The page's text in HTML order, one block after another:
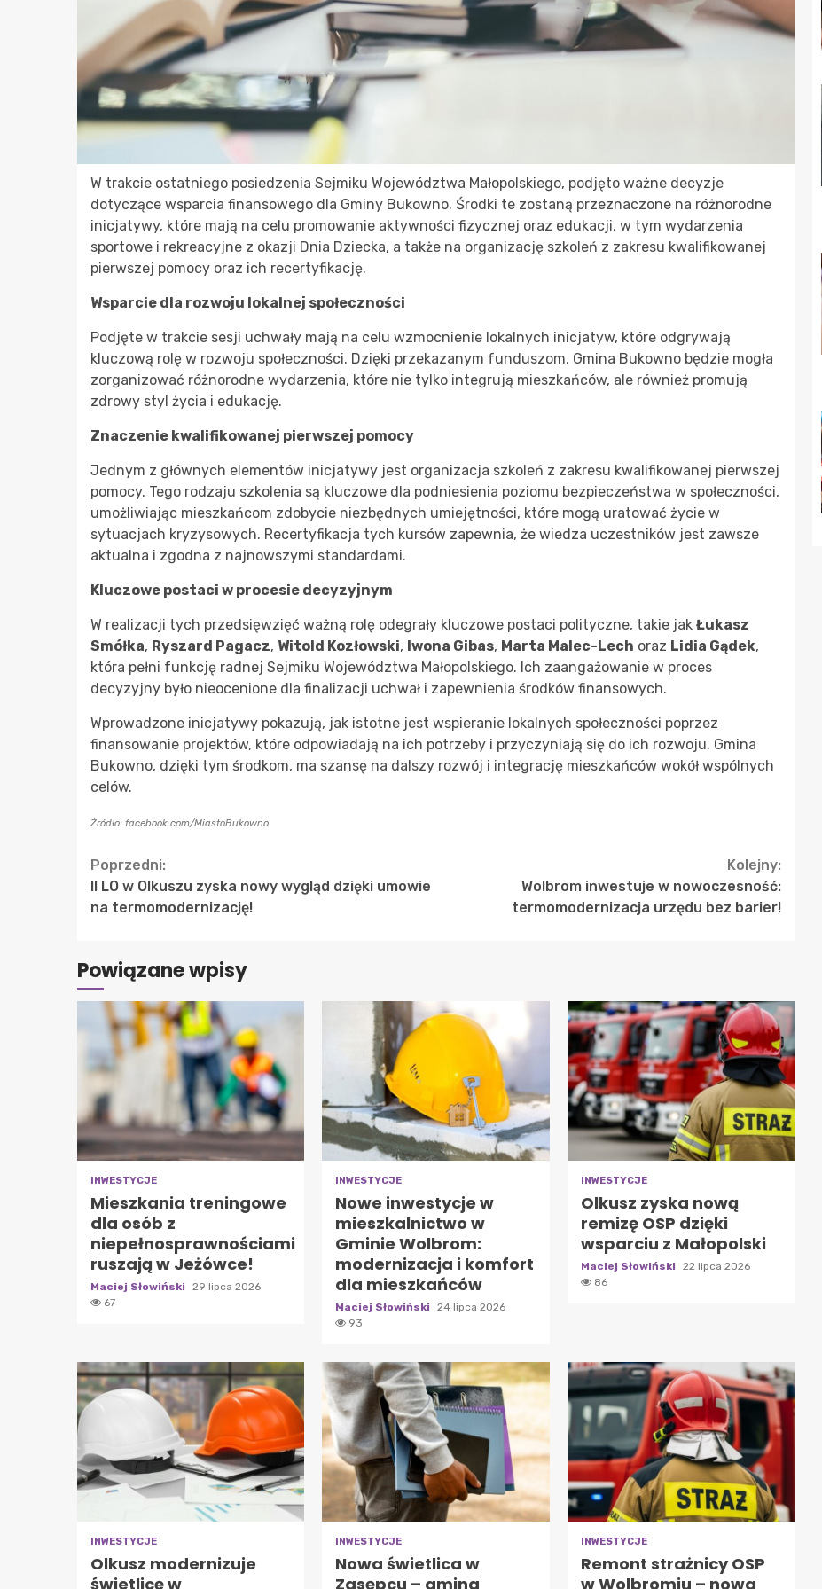
W trakcie ostatniego posiedzenia Sejmiku Województwa Małopolskiego, podjęto ważne decyzje
dotyczące wsparcia finansowego dla Gminy Bukowno. Środki te zostaną przeznaczone na różnorodne
inicjatywy, które mają na celu promowanie aktywności fizycznej oraz edukacji, w tym wydarzenia
sportowe i rekreacyjne z okazji Dnia Dziecka, a także na organizację szkoleń z zakresu kwalifikowanej
pierwszej pomocy oraz ich recertyfikację.
Wsparcie dla rozwoju lokalnej społeczności
Podjęte w trakcie sesji uchwały mają na celu wzmocnienie lokalnych inicjatyw, które odgrywają
kluczową rolę w rozwoju społeczności. Dzięki przekazanym funduszom, Gmina Bukowno będzie mogła
zorganizować różnorodne wydarzenia, które nie tylko integrują mieszkańców, ale również promują
zdrowy styl życia i edukację.
Znaczenie kwalifikowanej pierwszej pomocy
Jednym z głównych elementów inicjatywy jest organizacja szkoleń z zakresu kwalifikowanej pierwszej
pomocy. Tego rodzaju szkolenia są kluczowe dla podniesienia poziomu bezpieczeństwa w społeczności,
umożliwiając mieszkańcom zdobycie niezbędnych umiejętności, które mogą uratować życie w
sytuacjach kryzysowych. Recertyfikacja tych kursów zapewnia, że wiedza uczestników jest zawsze
aktualna i zgodna z najnowszymi standardami.
Kluczowe postaci w procesie decyzyjnym
W realizacji tych przedsięwzięć ważną rolę odegrały kluczowe postaci polityczne, takie jak Łukasz
Smółka, Ryszard Pagacz, Witold Kozłowski, Iwona Gibas, Marta Malec-Lech oraz Lidia Gądek,
która pełni funkcję radnej Sejmiku Województwa Małopolskiego. Ich zaangażowanie w proces
decyzyjny było nieocenione dla finalizacji uchwał i zapewnienia środków finansowych.
Wprowadzone inicjatywy pokazują, jak istotne jest wspieranie lokalnych społeczności poprzez
finansowanie projektów, które odpowiadają na ich potrzeby i przyczyniają się do ich rozwoju. Gmina
Bukowno, dzięki tym środkom, ma szansę na dalszy rozwój i integrację mieszkańców wokół wspólnych
celów.
Źródło: facebook.com/MiastoBukowno
Continue
Reading
Poprzedni:
II LO w Olkuszu zyska nowy wygląd dzięki umowie
na termomodernizację!
Kolejny:
Wolbrom inwestuje w nowoczesność:
termomodernizacja urzędu bez barier!
Powiązane wpisy
INWESTYCJE
Mieszkania treningowe
dla osób z
niepełnosprawnościami
ruszają w Jeżówce!
Maciej Słowiński
29 lipca 2026
67
INWESTYCJE
Nowe inwestycje w
mieszkalnictwo w
Gminie Wolbrom:
modernizacja i komfort
dla mieszkańców
Maciej Słowiński
24 lipca 2026
93
INWESTYCJE
Olkusz zyska nową
remizę OSP dzięki
wsparciu z Małopolski
Maciej Słowiński
22 lipca 2026
86
INWESTYCJE
Olkusz modernizuje
świetlicę w
INWESTYCJE
Nowa świetlica w
Zasępcu – gmina
INWESTYCJE
Remont strażnicy OSP
w Wolbromiu – nowa